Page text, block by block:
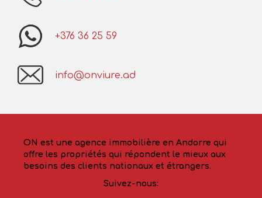
+376 36 25 59
info@onviure.ad
ON est une agence immobilière en Andorre qui
offre les propriétés qui répondent le mieux aux
besoins des clients nationaux et étrangers.
Suivez-nous: